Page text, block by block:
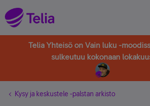
Telia Yhteisö on Vain luku -
sulkeutuu kokonaan
Kysy ja keskustele -palstan arkisto